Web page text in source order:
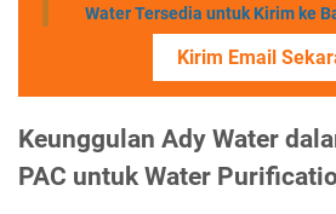
Water Tersedia untuk Kirim ke
Kirim Email
Keunggulan Ady Water
PAC untuk Water